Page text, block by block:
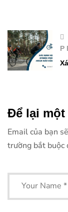
Để lại
Email của bạn
trường bắt buộc